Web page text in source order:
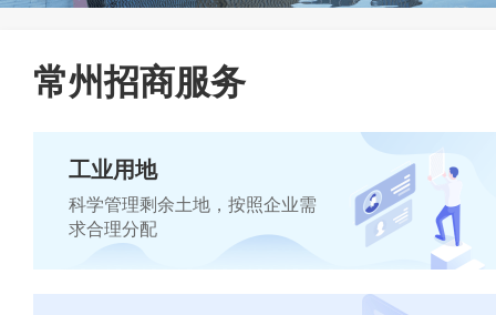
常州招商服务
工业用地
科学管理剩余土地，按照企业需
求合理分配